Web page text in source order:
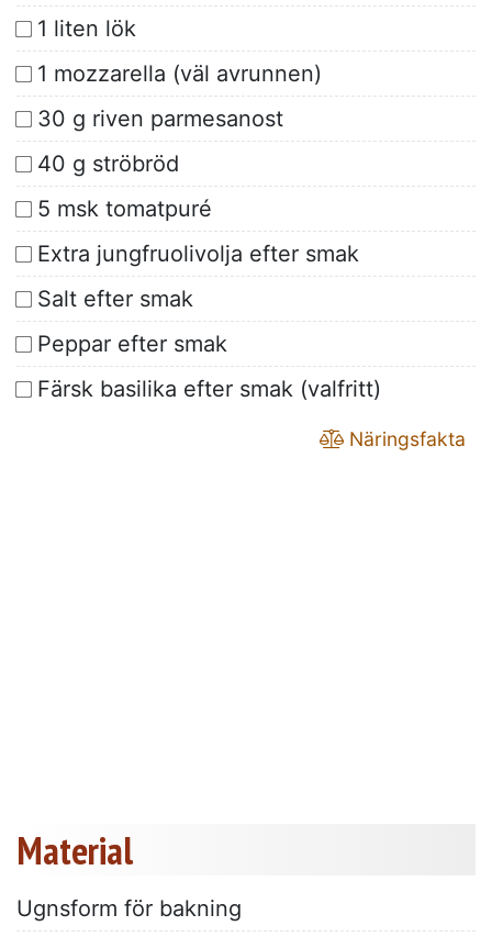
1 liten lök
1 mozzarella (väl avrunnen)
30 g riven parmesanost
40 g ströbröd
5 msk tomatpuré
Extra jungfruolivolja efter smak
Salt efter smak
Peppar efter smak
Färsk basilika efter smak (valfritt)
Näringsfakta
Material
Ugnsform för bakning